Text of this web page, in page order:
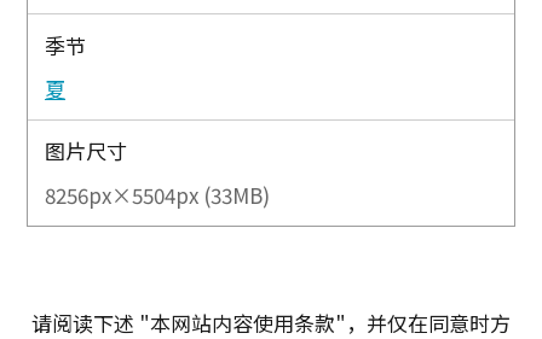
季节
夏
图片尺寸
8256px×5504px (33MB)
请阅读下述 "本网站内容使用条款"，并仅在同意时方